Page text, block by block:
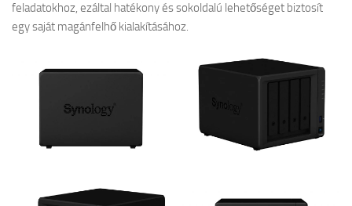
feladatokhoz, ezáltal hatékony és sokoldalú lehetőséget biztosít
egy saját magánfelhő kialakításához.